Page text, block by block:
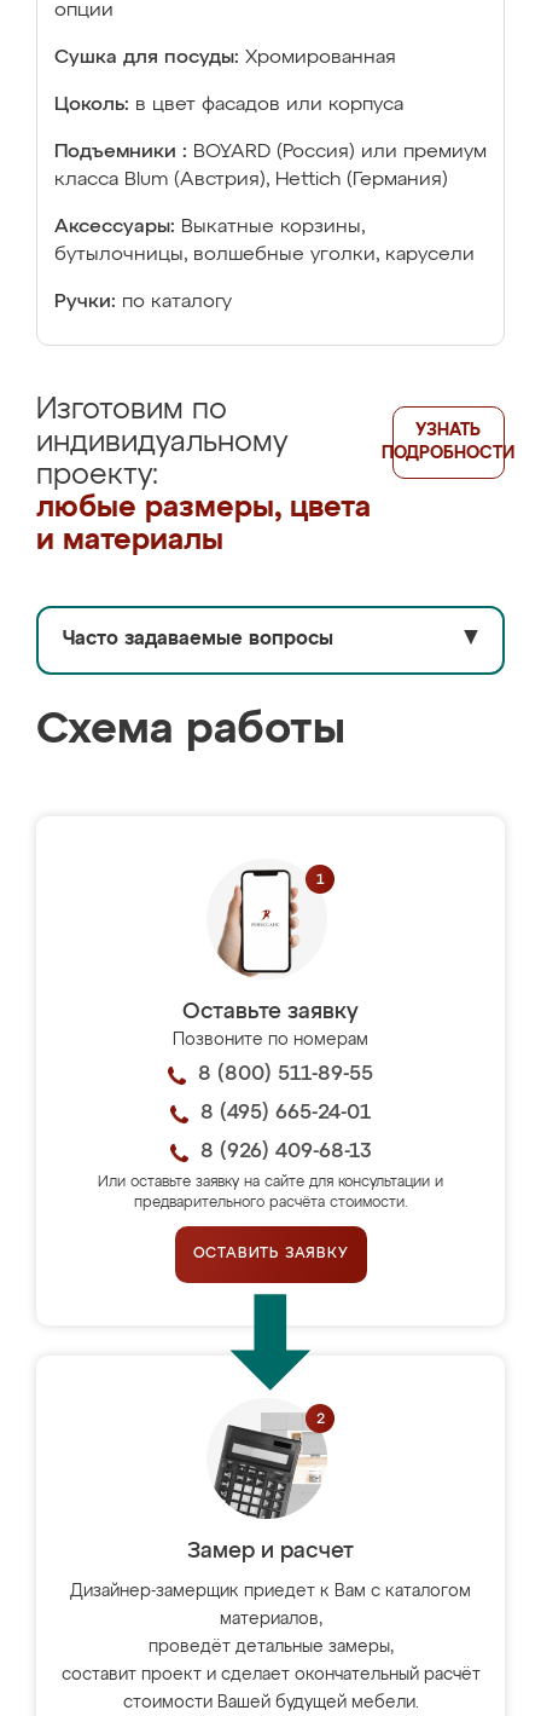
опции
Сушка для посуды: Хромированная
Цоколь: в цвет фасадов или корпуса
Подъемники : BOYARD (Россия) или премиум
класса Blum (Австрия), Hettich (Германия)
Аксессуары: Выкатные корзины,
бутылочницы, волшебные уголки, карусели
Ручки: по каталогу
Изготовим по
индивидуальному
проекту:
любые размеры, цвета
и материалы
УЗНАТЬ
ПОДРОБНОСТИ
Часто задаваемые вопросы ▼
Схема работы
Оставьте заявку
Позвоните по номерам
8 (800) 511-89-55
8 (495) 665-24-01
8 (926) 409-68-13
Или оставьте заявку на сайте для консультации и
предварительного расчёта стоимости.
ОСТАВИТЬ ЗАЯВКУ
Замер и расчет
Дизайнер-замерщик приедет к Вам с каталогом
материалов,
проведёт детальные замеры,
составит проект и сделает окончательный расчёт
стоимости Вашей будущей мебели.